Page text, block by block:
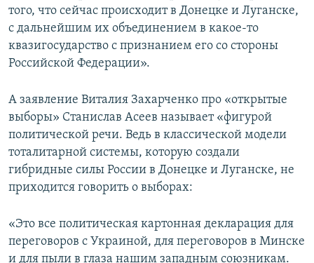
того, что сейчас происходит в Донецке и Луганске,
с дальнейшим их объединением в какое-то
квазигосударство с признанием его со стороны
Российской Федерации».
А заявление Виталия Захарченко про «открытые
выборы» Станислав Асеев называет «фигурой
политической речи. Ведь в классической модели
тоталитарной системы, которую создали
гибридные силы России в Донецке и Луганске, не
приходится говорить о выборах:
«Это все политическая картонная декларация для
переговоров с Украиной, для переговоров в Минске
и для пыли в глаза нашим западным союзникам.